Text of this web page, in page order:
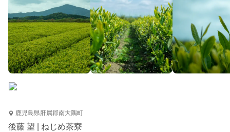
鹿児島県肝属郡南大隅町
後藤 望 | ねじめ茶寮